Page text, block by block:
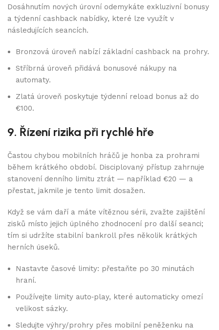
Dosáhnutím nových úrovní odemykáte exkluzivní bonusy
a týdenní cashback nabídky, které lze využít v
následujících seancích.
Bronzová úroveň nabízí základní cashback na prohry.
Stříbrná úroveň přidává bonusové nákupy na
automaty.
Zlatá úroveň poskytuje týdenní reload bonus až do
€100.
9. Řízení rizika při rychlé hře
Častou chybou mobilních hráčů je honba za prohrami
během krátkého období. Disciplovaný přístup zahrnuje
stanovení denního limitu ztrát — například €20 — a
přestat, jakmile je tento limit dosažen.
Když se vám daří a máte vítěznou sérii, zvažte zajištění
zisků místo jejich úplného zhodnocení pro další seanci;
tím si udržíte stabilní bankroll přes několik krátkých
herních úseků.
Nastavte časové limity: přestaňte po 30 minutách
hraní.
Používejte limity auto‑play, které automaticky omezí
velikost sázky.
Sledujte výhry/prohry přes mobilní peněženku na